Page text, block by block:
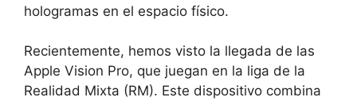
hologramas en el espacio físico.
Recientemente, hemos visto la llegada de las
Apple Vision Pro, que juegan en la liga de la
Realidad Mixta (RM). Este dispositivo combina